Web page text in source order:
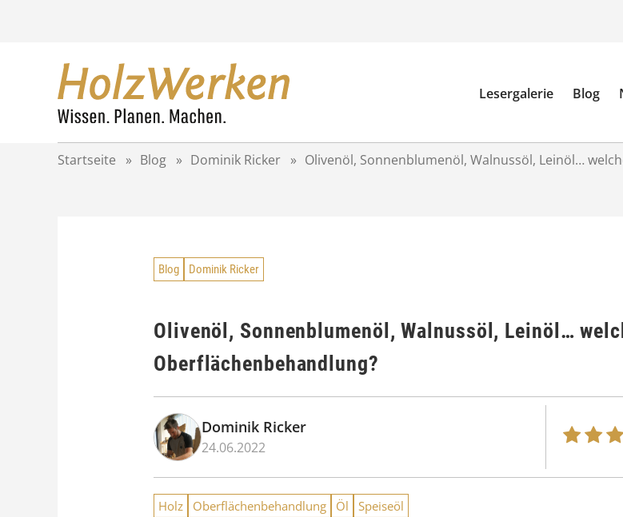
Lesergalerie Blog
Startseite » Blog » Dominik Ricker » Olivenöl, Sonnenblumenöl, Walnussöl, Leinöl…
Blog Dominik Ricker
Olivenöl, Sonnenblumenöl, Walnussöl, Leinöl…
Oberflächenbehandlung?
Dominik Ricker
24.06.2022
Holz Oberflächenbehandlung Öl Speiseöl